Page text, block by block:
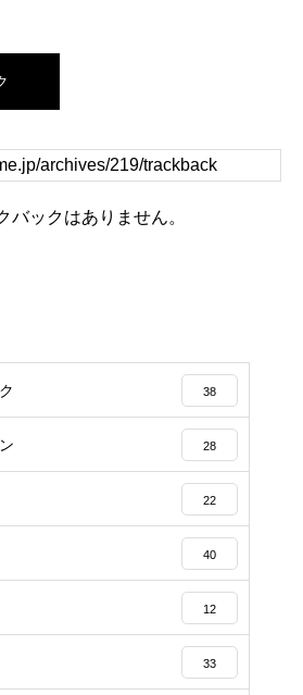
バックはありません。
38
28
22
40
12
33